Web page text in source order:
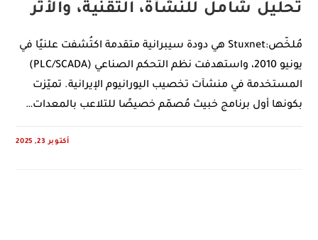
تحليل شامل للنشأة، التقنية، والأثر
مُلخّص:Stuxnet هي دودة سيبرانية متقدمة اكتُشفت علنيًا في
يونيو 2010، واستهدفت نظم التحكم الصناعي (PLC/SCADA)
المستخدمة في منشآت تخصيب اليورانيوم الإيرانية. تميّزت
بكونها أول برنامج خبيث مُصمّم خصيصًا للتلاعب بالمعدات…
أكتوبر 23, 2025